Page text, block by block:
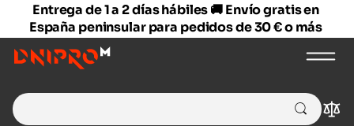
Entrega de 1 a 2 días hábiles 🚚 Envío gratis en
España peninsular para pedidos de 30 € o más
Search
for: